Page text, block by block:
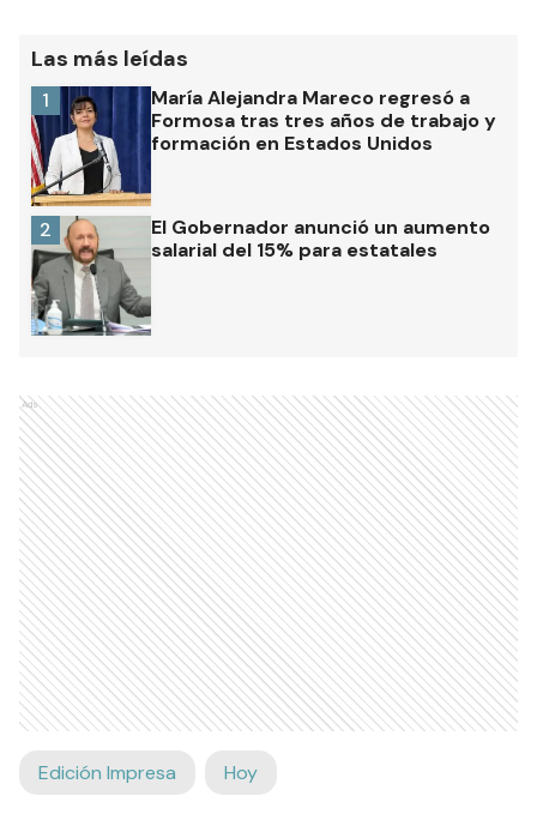
Las más leídas
María Alejandra Mareco regresó a
Formosa tras tres años de trabajo y
formación en Estados Unidos
1
El Gobernador anunció un aumento
salarial del 15% para estatales
2
Ads
Edición Impresa Hoy